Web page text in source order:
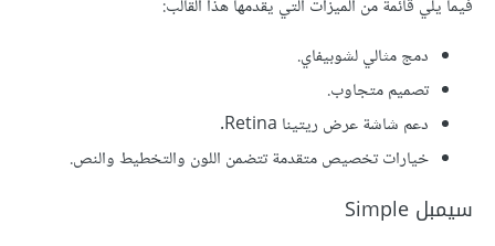
فيما يلي قائمة من الميزات التي يقدمها هذا القالب:
دمج مثالي لشوبيفاي.
تصميم متجاوب.
دعم شاشة عرض ريتينا Retina.
خيارات تخصيص متقدمة تتضمن اللون والتخطيط والنص.
سيمبل Simple